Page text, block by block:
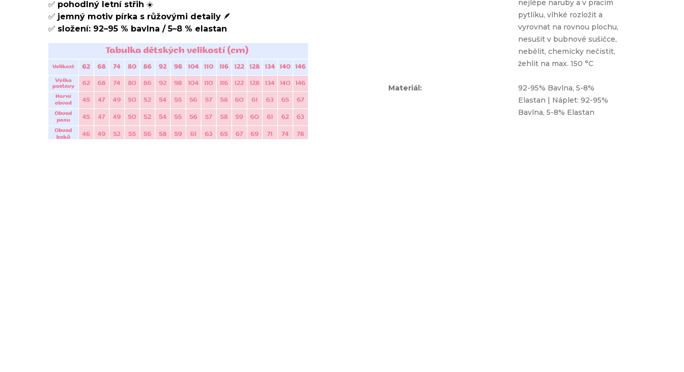
✅ pohodlný letní střih ☀️
✅ jemný motiv pírka s růžovými detaily 🪶
✅ složení: 92–95 % bavlna / 5–8 % elastan
nejlépe naruby a v pracím
pytlíku, vlhké rozložit a
vyrovnat na rovnou plochu,
nesušit v bubnové sušičce,
nebělit, chemicky nečistit,
žehlit na max. 150 °C
Materiál :
92-95% Bavlna, 5-8%
Elastan | Náplet: 92-95%
Bavlna, 5-8% Elastan